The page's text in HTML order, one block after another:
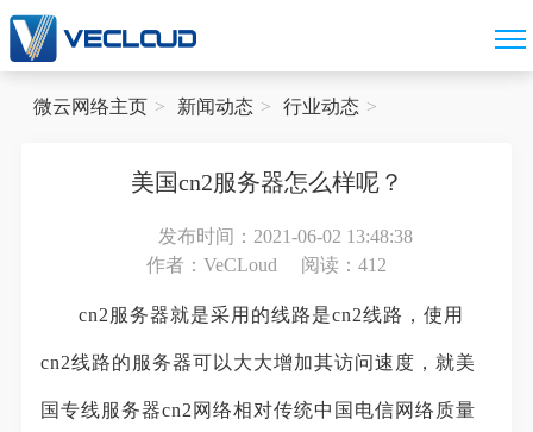
微云网络主页 新闻动态 行业动态
美国cn2服务器怎么样呢？
发布时间：2021-06-02 13:48:38
作者：VeCLoud
阅读：412
cn2服务器就是采用的线路是cn2线路，使用
cn2线路的服务器可以大大增加其访问速度，就美
国专线服务器cn2网络相对传统中国电信网络质量